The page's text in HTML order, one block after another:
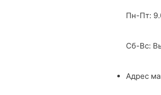
Пн-Пт:
Сб-Вс:
Адрес